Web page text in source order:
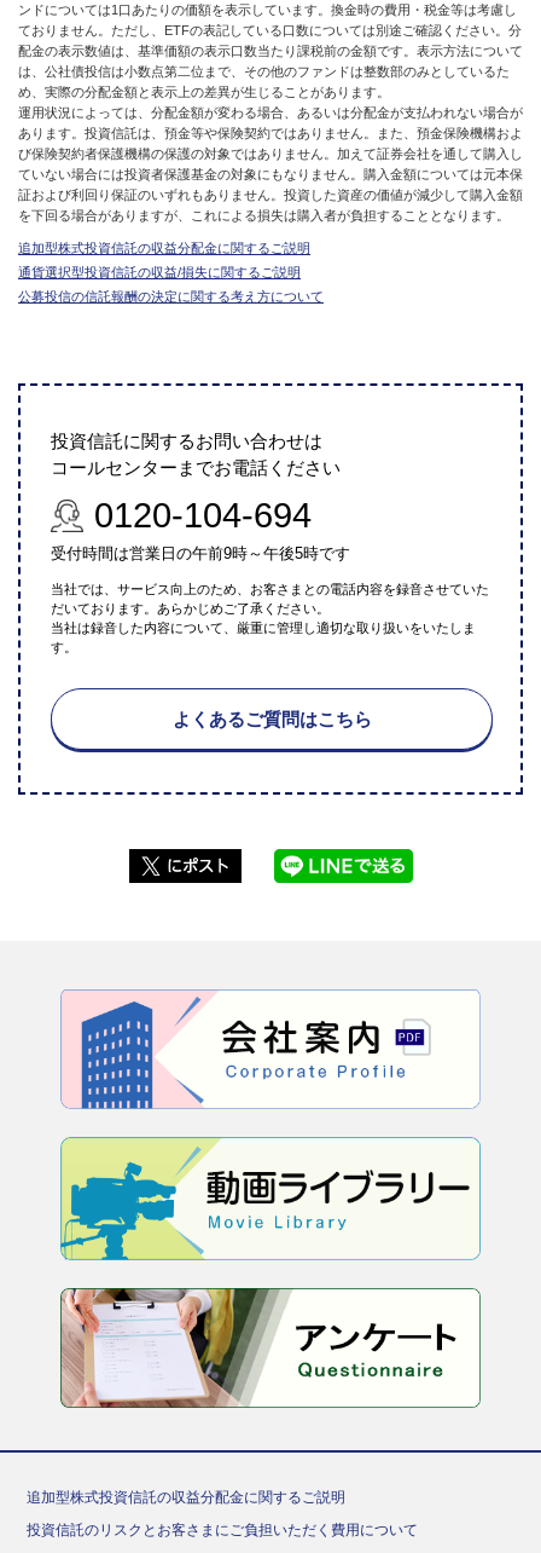
ンドについては1口あたりの価額を表示しています。換金時の費用・税金等は考慮し
ておりません。ただし、ETFの表記している口数については別途ご確認ください。分
配金の表示数値は、基準価額の表示口数当たり課税前の金額です。表示方法について
は、公社債投信は小数点第二位まで、その他のファンドは整数部のみとしているた
め、実際の分配金額と表示上の差異が生じることがあります。
運用状況によっては、分配金額が変わる場合、あるいは分配金が支払われない場合が
あります。投資信託は、預金等や保険契約ではありません。また、預金保険機構およ
び保険契約者保護機構の保護の対象ではありません。加えて証券会社を通して購入し
ていない場合には投資者保護基金の対象にもなりません。購入金額については元本保
証および利回り保証のいずれもありません。投資した資産の価値が減少して購入金額
を下回る場合がありますが、これによる損失は購入者が負担することとなります。
追加型株式投資信託の収益分配金に関するご説明
通貨選択型投資信託の収益/損失に関するご説明
公募投信の信託報酬の決定に関する考え方について
投資信託に関するお問い合わせは
コールセンターまでお電話ください
0120-104-694
受付時間は営業日の午前9時～午後5時です
当社では、サービス向上のため、お客さまとの電話内容を録音させていた
だいております。あらかじめご了承ください。
当社は録音した内容について、厳重に管理し適切な取り扱いをいたしま
す。
よくあるご質問はこちら
追加型株式投資信託の収益分配金に関するご説明
投資信託のリスクとお客さまにご負担いただく費用について